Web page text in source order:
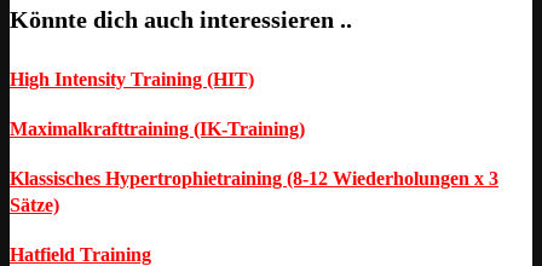
Könnte dich auch interessieren ..
High Intensity Training (HIT)
Maximalkrafttraining (IK-Training)
Klassisches Hypertrophietraining (8-12 Wiederholungen x 3
Sätze)
Hatfield Training